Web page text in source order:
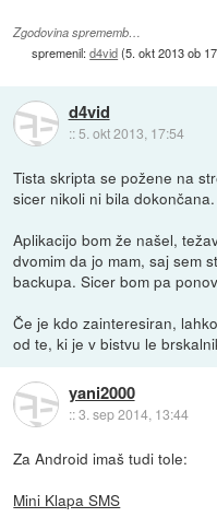
Zgodovina sprememb…
spremenil:d4vid(5. okt 2013 ob
d4vid
:: 5. okt 2013, 17:54
Tista skripta se požene na
sicer nikoli ni bila
Aplikacijo bom že našel,
dvomim da jo mam, saj sem
backupa. Sicer bom pa
Če je kdo zainteresiran,
od te, ki je v bistvu le
yani2000
::3. sep 2014, 13:44
Za Android imaš tudi tole:
Mini Klapa SMS